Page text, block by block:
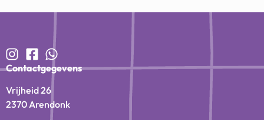
Contactgegevens
Vrijheid 26
2370 Arendonk